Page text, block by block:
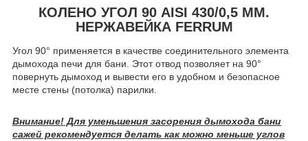
КОЛЕНО УГОЛ 90 AISI 430/0,5 ММ.
НЕРЖАВЕЙКА FERRUM
Угол 90° применяется в качестве соединительного элемента
дымохода печи для бани. Этот отвод позволяет на 90°
повернуть дымоход и вывести его в удобном и безопасное
месте стены (потолка) парилки.
Внимание! Для уменьшения засорения дымохода бани
сажей рекомендуется делать как можно меньше углов